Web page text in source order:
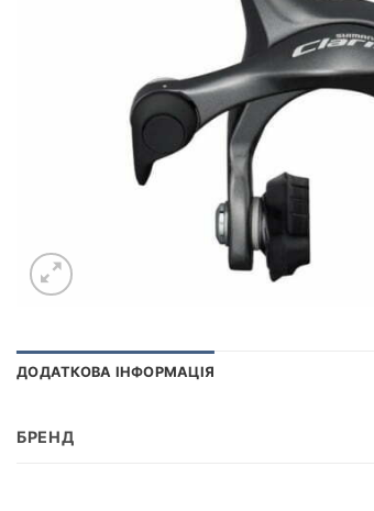
ДОДАТКОВА ІНФОРМАЦІЯ
БРЕНД